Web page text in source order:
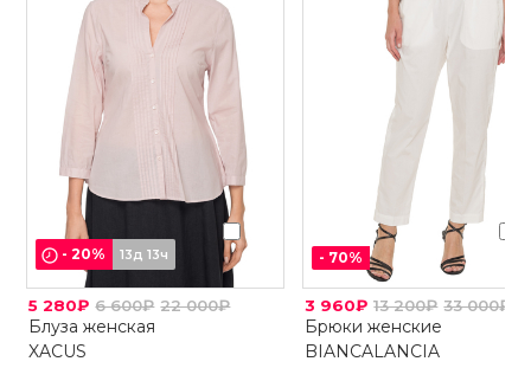
-20% 13д 13ч
5 280₽ 6 600₽ 22 000₽
Блуза женская
XACUS
- 70%
3 960₽ 13 200₽ 33 000₽
Брюки женские
BIANCALANCIA